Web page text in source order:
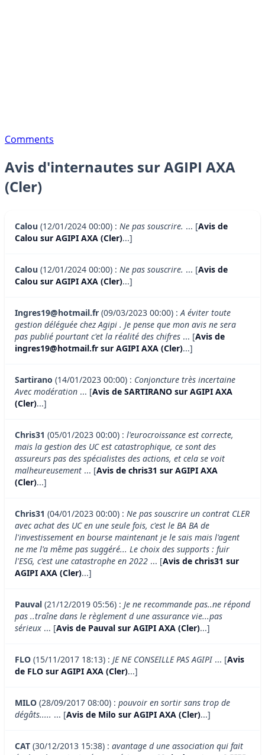
Comments
Avis d'internautes sur AGIPI AXA
(Cler)
Calou (12/01/2024 00:00) : Ne pas souscrire. ... [Avis de
Calou sur AGIPI AXA (Cler)...]
Calou (12/01/2024 00:00) : Ne pas souscrire. ... [Avis de
Calou sur AGIPI AXA (Cler)...]
Ingres19@hotmail.fr (09/03/2023 00:00) :A éviter toute
gestion déléguée chez Agipi . Je pense que mon avis ne sera
pas publié pourtant c'et la réalité des chifres ... [Avis de
ingres19@hotmail.fr sur AGIPI AXA (Cler)...]
Sartirano (14/01/2023 00:00) : Conjoncture très incertaine
Avec modération ... [Avis de SARTIRANO sur AGIPI AXA
(Cler)...]
Chris31 (05/01/2023 00:00) : l'eurocroissance est correcte,
mais la gestion des UC est catastrophique, ce sont des
assureurs pas des spécialistes des actions, et cela se voit
malheureusement ... [Avis de chris31 sur AGIPI AXA
(Cler)...]
Chris31 (04/01/2023 00:00) : Ne pas souscrire un contrat CLER
avec achat des UC en une seule fois, c'est le BA BA de
l'investissement en bourse maintenant je le sais mais l'agent
ne me l'a même pas suggéré... Le choix des supports : fuir
l'ESG, c'est une catastrophe en 2022 ... [Avis de chris31 sur
AGIPI AXA (Cler)...]
Pauval (21/12/2019 05:56) : Je ne recommande pas..ne répond
pas ..traîne dans le règlement d une assurance vie...pas
sérieux ... [Avis de Pauval sur AGIPI AXA (Cler)...]
FLO (15/11/2017 18:13) : JE NE CONSEILLE PAS AGIPI... [Avis
de FLO sur AGIPI AXA (Cler)...]
MILO (28/09/2017 08:00) : pouvoir en sortir sans trop de
dégâts..... ... [Avis de Milo sur AGIPI AXA (Cler)...]
CAT (30/12/2013 15:38) : avantage d une association qui fait